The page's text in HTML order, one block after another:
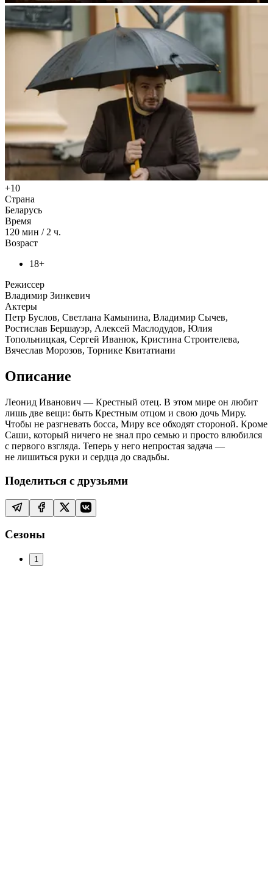
+10
Страна
Беларусь
Время
120 мин /2 ч.
Возраст
18+
Режиссер
Владимир Зинкевич
Актеры
Петр Буслов, Светлана Камынина, Владимир Сычев,
Ростислав Бершауэр, Алексей Маслодудов, Юлия
Топольницкая, Сергей Иванюк, Кристина Строителева,
Вячеслав Морозов, Торнике Квитатиани
Описание
Леонид Иванович — Крестный отец. В этом мире он любит
лишь две вещи: быть Крестным отцом и свою дочь Миру.
Чтобы не разгневать босса, Миру все обходят стороной. Кроме
Саши, который ничего не знал про семью и просто влюбился
с первого взгляда. Теперь у него непростая задача —
не лишиться руки и сердца до свадьбы.
Поделиться с друзьями
Сезоны
1